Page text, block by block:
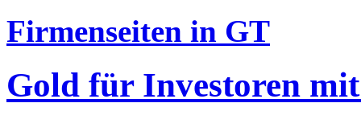
Firmenseiten in GT
Gold für Investoren